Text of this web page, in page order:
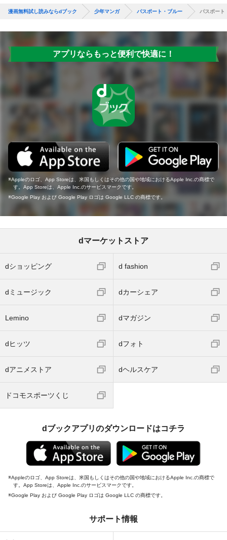
漫画無料試し読みならdブック 少年マンガ パスポート・ブルー パスポート
アプリならもっと便利で快適に！
Appleのロゴ、App Storeは、米国もしくはその他の国や地域におけるApple Inc.の商標で
す。App Storeは、Apple Inc.のサービスマークです。
Google Play および Google Play ロゴは Google LLC の商標です。
dマーケットストア
dショッピング d fashion
dミュージック dカーシェア
Lemino dマガジン
dヒッツ dフォト
dアニメストア dヘルスケア
ドコモスポーツくじ
dブックアプリのダウンロードはコチラ
Appleのロゴ、App Storeは、米国もしくはその他の国や地域におけるApple Inc.の商標で
す。App Storeは、Apple Inc.のサービスマークです。
Google Play および Google Play ロゴは Google LLC の商標です。
サポート情報